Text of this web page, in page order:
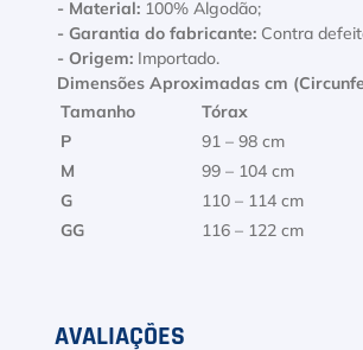
- Material: 100% Algodão;
- Garantia do fabricante: Contra
- Origem: Importado.
Dimensões Aproximadas cm
Tamanho
Tórax
P
91 – 98 cm
M
99 – 104 cm
G
110 – 114 cm
GG
116 – 122 cm
AVALIAÇÕES